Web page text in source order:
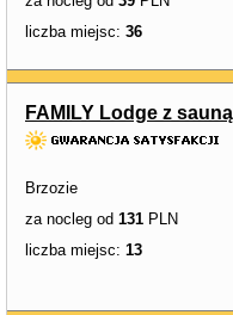
liczba miejsc: 36
FAMILY Lodge z
Brzozie
za nocleg od 131 PLN
liczba miejsc: 13